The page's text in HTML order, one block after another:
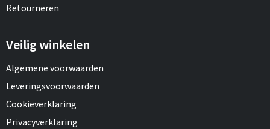
Retourneren
Veilig winkelen
Algemene voorwaarden
Leveringsvoorwaarden
Cookieverklaring
Privacyverklaring